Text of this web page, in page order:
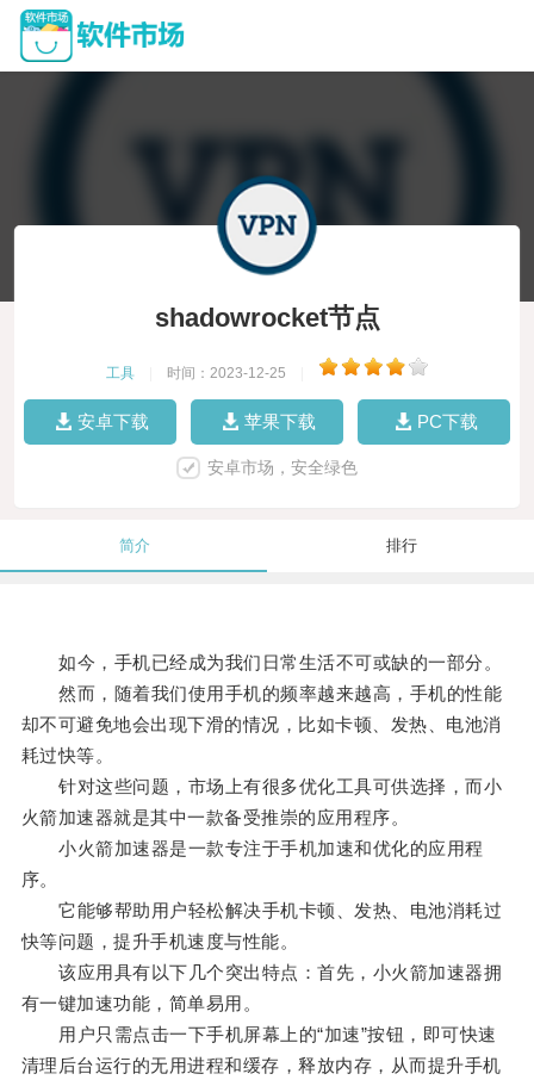
shadowrocket节点
工具 时间：2023-12-25
安卓下载 苹果下载 PC下载
安卓市场，安全绿色
简介 排行
如今，手机已经成为我们日常生活不可或缺的一部分。
然而，随着我们使用手机的频率越来越高，手机的性能
却不可避免地会出现下滑的情况，比如卡顿、发热、电池消
耗过快等。
针对这些问题，市场上有很多优化工具可供选择，而小
火箭加速器就是其中一款备受推崇的应用程序。
小火箭加速器是一款专注于手机加速和优化的应用程
序。
它能够帮助用户轻松解决手机卡顿、发热、电池消耗过
快等问题，提升手机速度与性能。
该应用具有以下几个突出特点：首先，小火箭加速器拥
有一键加速功能，简单易用。
用户只需点击一下手机屏幕上的“加速”按钮，即可快速
清理后台运行的无用进程和缓存，释放内存，从而提升手机